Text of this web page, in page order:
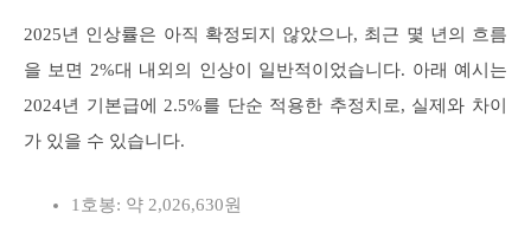
2025년 인상률은 아직 확정되지 않았으나, 최근 몇 년의 흐름
을 보면 2%대 내외의 인상이 일반적이었습니다. 아래 예시는
2024년 기본급에 2.5%를 단순 적용한 추정치로, 실제와 차이
가 있을 수 있습니다.
1호봉: 약 2,026,630원